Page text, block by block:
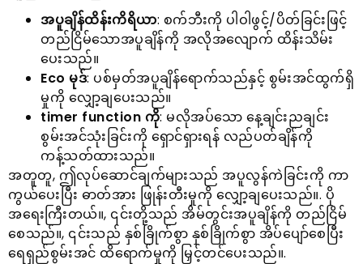
အပူချိန်ထိန်းကိရိယာ: စက်ဘီးကို ပါဝါဖွင့်/ပိတ်ခြင်းဖြင့်
တည်ငြိမ်သောအပူချိန်ကို အလိုအလျောက် ထိန်းသိမ်း
ပေးသည်။
Eco မုဒ်: ပစ်မှတ်အပူချိန်ရောက်သည်နှင့် စွမ်းအင်ထွက်ရှိ
မှုကို လျှော့ချပေးသည်။
timer function ကို: မလိုအပ်သော နေ့ချင်းညချင်း
စွမ်းအင်သုံးခြင်းကို ရှောင်ရှားရန် လည်ပတ်ချိန်ကို
ကန့်သတ်ထားသည်။
အတူတူ, ဤလုပ်ဆောင်ချက်များသည် အပူလွန်ကဲခြင်းကို ကာ
ကွယ်ပေးပြီး ဓာတ်အား ဖြုန်းတီးမှုကို လျှော့ချပေးသည်။. ပို
အရေးကြီးတယ်။, ၎င်းတို့သည် အိမ်တွင်းအပူချိန်ကို တည်ငြိမ်
စေသည်။, ၎င်းသည် နှစ်ခြိုက်စွာ နှစ်ခြိုက်စွာ အိပ်ပျော်စေပြီး
ရေရှည်စွမ်းအင် ထိရောက်မှုကို မြှင့်တင်ပေးသည်။.